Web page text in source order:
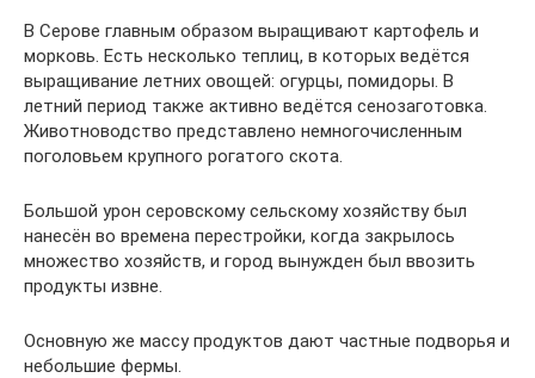
В Серове главным образом выращивают картофель и
морковь. Есть несколько теплиц, в которых ведётся
выращивание летних овощей: огурцы, помидоры. В
летний период также активно ведётся сенозаготовка.
Животноводство представлено немногочисленным
поголовьем крупного рогатого скота.
Большой урон серовскому сельскому хозяйству был
нанесён во времена перестройки, когда закрылось
множество хозяйств, и город вынужден был ввозить
продукты извне.
Основную же массу продуктов дают частные подворья и
небольшие фермы.